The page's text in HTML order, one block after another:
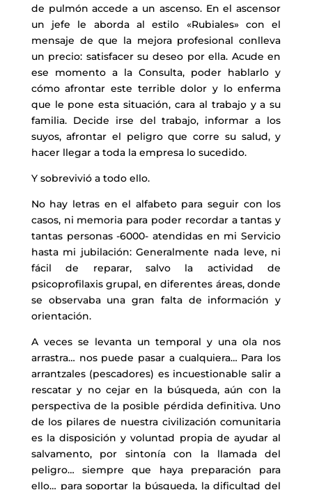
de pulmón accede a un ascenso. En el ascensor
un jefe le aborda al estilo «Rubiales» con el
mensaje de que la mejora profesional conlleva
un precio: satisfacer su deseo por ella. Acude en
ese momento a la Consulta, poder hablarlo y
cómo afrontar este terrible dolor y lo enferma
que le pone esta situación, cara al trabajo y a su
familia. Decide irse del trabajo, informar a los
suyos, afrontar el peligro que corre su salud, y
hacer llegar a toda la empresa lo sucedido.
Y sobrevivió a todo ello.
No hay letras en el alfabeto para seguir con los
casos, ni memoria para poder recordar a tantas y
tantas personas -6000- atendidas en mi Servicio
hasta mi jubilación: Generalmente nada leve, ni
fácil de reparar, salvo la actividad de
psicoprofilaxis grupal, en diferentes áreas, donde
se observaba una gran falta de información y
orientación.
A veces se levanta un temporal y una ola nos
arrastra… nos puede pasar a cualquiera… Para los
arrantzales (pescadores) es incuestionable salir a
rescatar y no cejar en la búsqueda, aún con la
perspectiva de la posible pérdida definitiva. Uno
de los pilares de nuestra civilización comunitaria
es la disposición y voluntad propia de ayudar al
salvamento, por sintonía con la llamada del
peligro… siempre que haya preparación para
ello… para soportar la búsqueda, la dificultad del